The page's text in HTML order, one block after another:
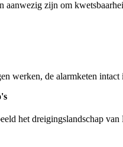
zijn om
werken, de alarmketen intact
het dreigingslandschap